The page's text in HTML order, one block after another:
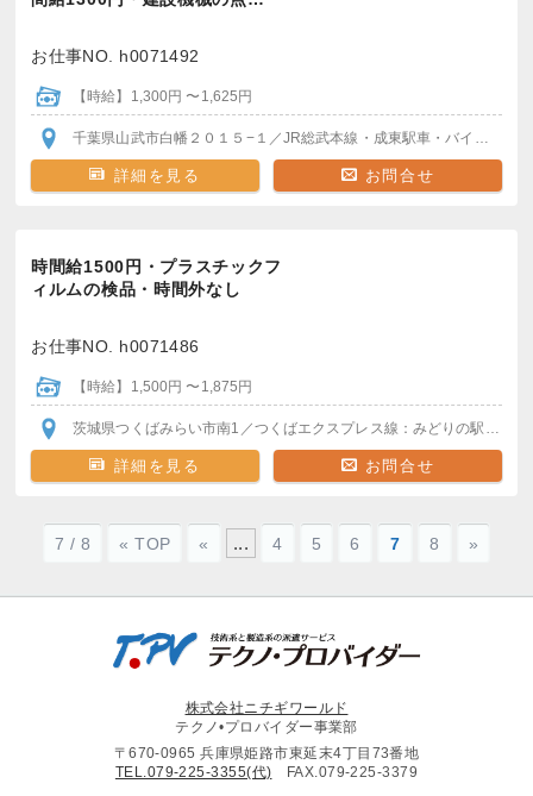
お仕事NO. h0071492
【時給】1,300円 〜1,625円
千葉県山武市白幡２０１５−１ ／JR総武本線・成東駅車・バイク通勤がおすすめ
詳細を見る お問合せ
時間給1500円・プラスチックフ
ィルムの検品・時間外なし
お仕事NO. h0071486
【時給】1,500円 〜1,875円
茨城県つくばみらい市南1 ／つくばエクスプレス線：みどりの駅 駅か
詳細を見る お問合せ
7 / 8 « TOP « ... 4 5 6 7 8 »
株式会社ニチギワールド
テクノ•プロバイダー事業部
〒670-0965 兵庫県姫路市東延末4丁目73番地
TEL.079-225-3355(代) FAX.079-225-3379